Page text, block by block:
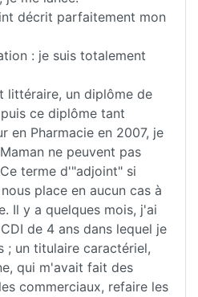
décrit parfaitement mon
: je suis totalement
littéraire, un diplôme de
ce diplôme tant
en Pharmacie en 2007, je
ne peuvent pas
terme d'"adjoint" si
place en aucun cas à
Il y a quelques mois, j'ai
de 4 ans dans lequel je
; un titulaire caractériel,
qui m'avait fait des
commerciaux, refaire les